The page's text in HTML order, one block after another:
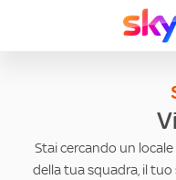
Stai cercando un
della tua squadra, il